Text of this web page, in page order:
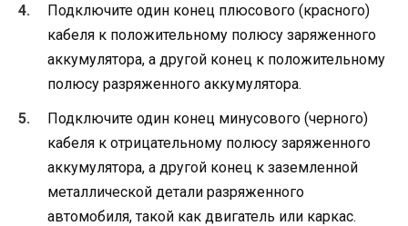
Подключите один конец плюсового (красного)
кабеля к положительному полюсу заряженного
аккумулятора, а другой конец к положительному
полюсу разряженного аккумулятора.
Подключите один конец минусового (черного)
кабеля к отрицательному полюсу заряженного
аккумулятора, а другой конец к заземленной
металлической детали разряженного
автомобиля, такой как двигатель или каркас.